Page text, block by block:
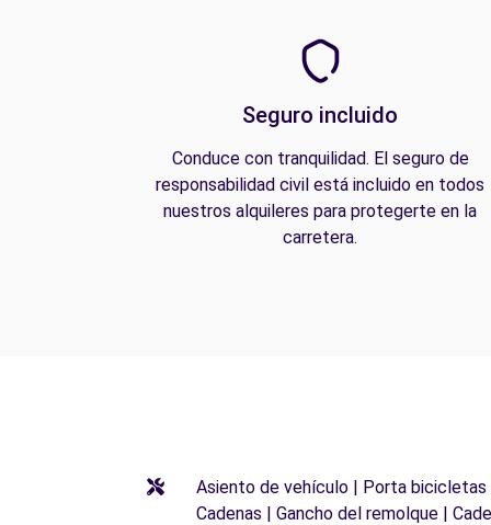
Seguro incluido
Conduce con tranquilidad. El seguro de
responsabilidad civil está incluido en todos
nuestros alquileres para protegerte en la
carretera.
Asiento de vehículo | Porta bicicletas
Cadenas | Gancho del remolque |